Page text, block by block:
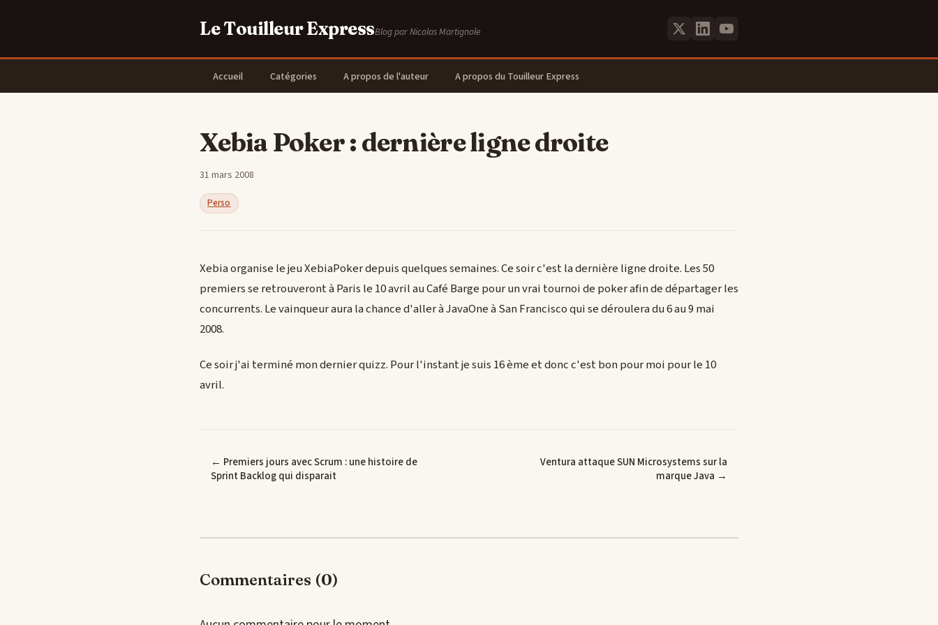
Le Touilleur ExpressBlog par Nicolas Martignole
Accueil Catégories A propos de l'auteur A propos du Touilleur Express
Xebia Poker : dernière ligne droite
31 mars 2008
Perso
Xebia organise le jeu XebiaPoker depuis quelques semaines. Ce soir c'est la dernière ligne droite. Les 50
premiers se retrouveront à Paris le 10 avril au Café Barge pour un vrai tournoi de poker afin de départager les
concurrents. Le vainqueur aura la chance d'aller à JavaOne à San Francisco qui se déroulera du 6 au 9 mai
2008.
Ce soir j'ai terminé mon dernier quizz. Pour l'instant je suis 16 ème et donc c'est bon pour moi pour le 10
avril.
← Premiers jours avec Scrum : une histoire de
Sprint Backlog qui disparait
Ventura attaque SUN Microsystems sur la
marque Java →
Commentaires (0)